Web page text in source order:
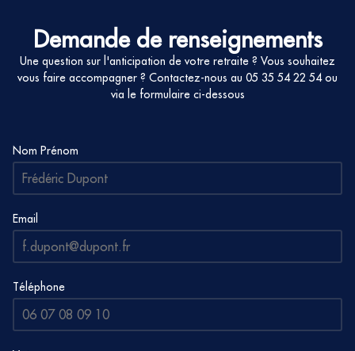
Demande de renseignements
Une question sur l'anticipation de votre retraite ? Vous souhaitez
vous faire accompagner ? Contactez-nous au 05 35 54 22 54ou
via le formulaire ci-dessous
Nom Prénom
Email
Téléphone